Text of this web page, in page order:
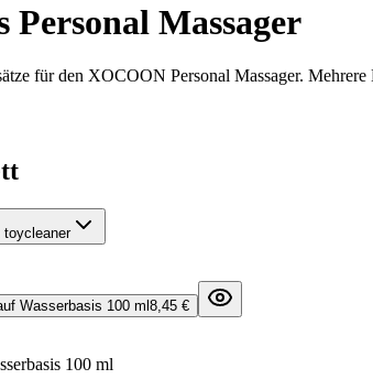
Personal Massager
für den XOCOON Personal Massager.
toycleaner
Wasserbasis 100 ml 8,45 €
100 ml